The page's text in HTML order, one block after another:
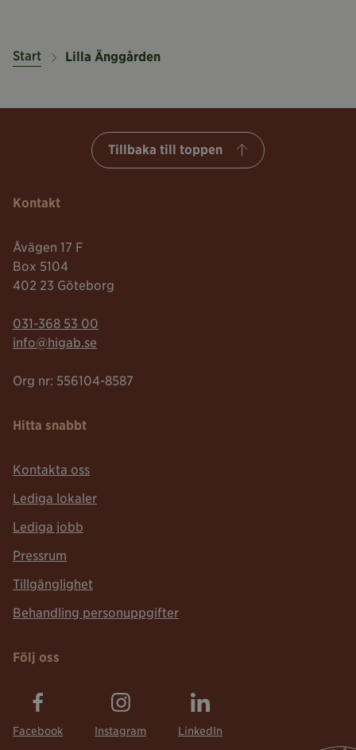
Start Lilla Änggården
Tillbaka till toppen
Kontakt
Åvägen 17 F
Box 5104
402 23 Göteborg
Telefonnummer:
031-368 53 00
Mailadress:
info@higab.se
Org nr: 556104-8587
Hitta snabbt
Kontakta oss
Lediga lokaler
Lediga jobb
Pressrum
Tillgänglighet
Behandling personuppgifter
Följ oss
Facebook Instagram LinkedIn